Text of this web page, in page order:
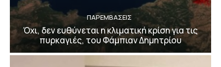
ΠΑΡΕΜΒΑΣΕΙΣ
Όχι, δεν ευθύνεται η κλιματική κρίση για τις
πυρκαγιές, του Φάμπιαν Δημητρίου